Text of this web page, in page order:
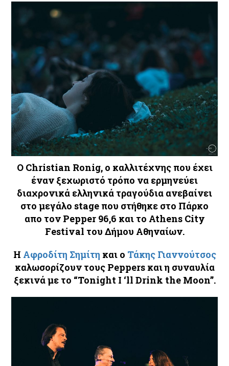
Ο Christian Ronig, ο καλλιτέχνης που έχει
έναν ξεχωριστό τρόπο να ερμηνεύει
διαχρονικά ελληνικά τραγούδια ανεβαίνει
στο μεγάλο stage που στήθηκε στο Πάρκο
απο τον Pepper 96,6 και το Athens City
Festival του Δήμου Αθηναίων.
Η Αφροδίτη Σημίτη και ο Τάκης Γιαννούτσος
καλωσορίζουν τους Peppers και η συναυλία
ξεκινά με το “Tonight I ‘ll Drink the Moon”.